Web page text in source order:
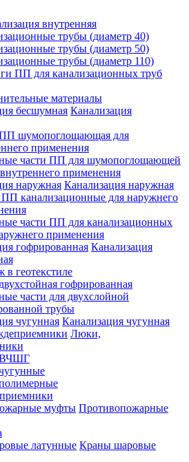
внутренняя
трубы (диаметр 40)
трубы (диаметр 50)
трубы (диаметр 110)
ПП для канализационных труб
материалы
Канализация
шумопоглощающая для
применения
части ПП для шумопоглощающей
применения
Канализация наружная
канализационные для наружнего
части ПП для канализационных
применения
Канализация
в геотекстиле
гофрированная
части для двухслойной
трубы
Канализация чугунная
Люки,
Противопожарные
Краны шаровые